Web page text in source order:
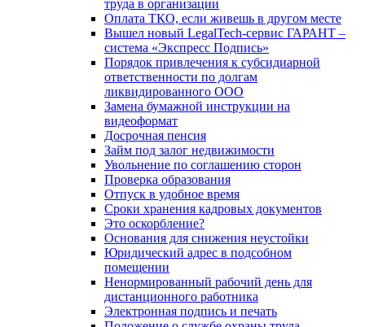
труда в организации
Оплата ТКО, если живешь в другом месте
Вышел новый LegalTech-сервис ГАРАНТ –
система «Экспресс Подпись»
Порядок привлечения к субсидиарной
ответственности по долгам
ликвидированного ООО
Замена бумажной инструкции на
видеоформат
Досрочная пенсия
Займ под залог недвижимости
Увольнение по соглашению сторон
Проверка образования
Отпуск в удобное время
Сроки хранения кадровых документов
Это оскорбление?
Основания для снижения неустойки
Юридический адрес в подсобном
помещении
Ненормированный рабочий день для
дистанционного работника
Электронная подпись и печать